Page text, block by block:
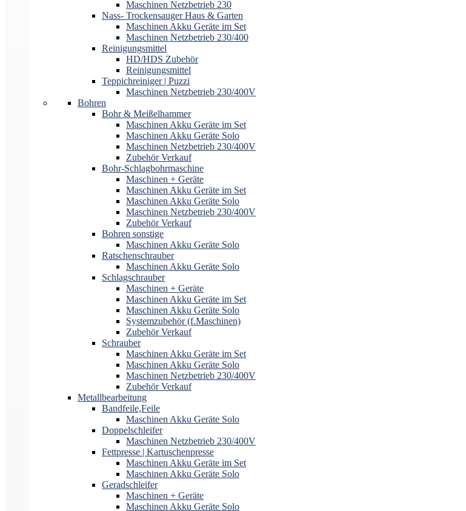
Maschinen Netzbetrieb 230
Nass- Trockensauger Haus & Garten
Maschinen Akku Geräte im Set
Maschinen Netzbetrieb 230/400
Reinigungsmittel
HD/HDS Zubehör
Reinigungsmittel
Teppichreiniger | Puzzi
Maschinen Netzbetrieb 230/400V
Bohren
Bohr & Meißelhammer
Maschinen Akku Geräte im Set
Maschinen Akku Geräte Solo
Maschinen Netzbetrieb 230/400V
Zubehör Verkauf
Bohr-Schlagbohrmaschine
Maschinen + Geräte
Maschinen Akku Geräte im Set
Maschinen Akku Geräte Solo
Maschinen Netzbetrieb 230/400V
Zubehör Verkauf
Bohren sonstige
Maschinen Akku Geräte Solo
Ratschenschrauber
Maschinen Akku Geräte Solo
Schlagschrauber
Maschinen + Geräte
Maschinen Akku Geräte im Set
Maschinen Akku Geräte Solo
Systemzubehör (f.Maschinen)
Zubehör Verkauf
Schrauber
Maschinen Akku Geräte im Set
Maschinen Akku Geräte Solo
Maschinen Netzbetrieb 230/400V
Zubehör Verkauf
Metallbearbeitung
Bandfeile,Feile
Maschinen Akku Geräte Solo
Doppelschleifer
Maschinen Netzbetrieb 230/400V
Fettpresse | Kartuschenpresse
Maschinen Akku Geräte im Set
Maschinen Akku Geräte Solo
Geradschleifer
Maschinen + Geräte
Maschinen Akku Geräte Solo